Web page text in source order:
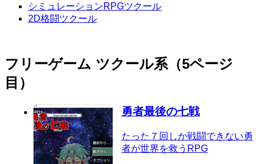
シミュレーションRPGツクール
2D格闘ツクール
フリーゲーム ツクール系（5ページ
目）
勇者最後の七戦
たった７回しか戦闘できない勇
者が世界を救うRPG